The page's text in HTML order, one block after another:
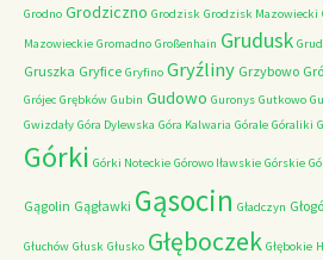
Grodno Grodziczno Grodzisk Grodzisk Mazowiecki
Mazowieckie Gromadno Großenhain Grudusk
Gruszka Gryfice Gryfino Gryźliny Grzybowo
Grójec Grębków Gubin Gudowo Guronys Gutkowo
Gwizdały Góra Dylewska Góra Kalwaria Górale Góraliki
Górki Górki Noteckie Górowo Iławskie Górskie
Gągolin Gągławki Gąsocin Gładczyn
Głuchów Głusk Głusko Głęboczek Głębokie